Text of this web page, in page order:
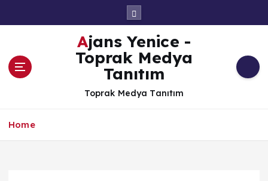
a
Ajans Yenice -
Toprak Medya
Tanıtım
Toprak Medya Tanıtım
Home